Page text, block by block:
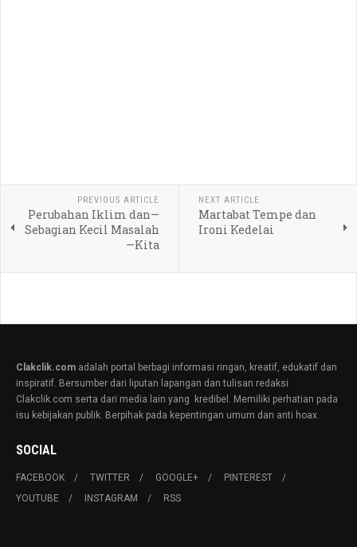
PREVIOUS ARTICLE
Perubahan Iklim dan—
Sebagian Kecil Masalah
—Kita
NEXT ARTICLE
Martabat Tempe dan
Ironi Kedelai
Clakclik.com adalah portal berbagi informasi ringan, kreatif, edukatif dan
inspiratif. Bersumber dari liputan lapangan dan tulisan redaksi
Clakclik.com serta dari media lain yang kredibel. Memiliki perhatian pada
isu kebijakan publik. Berpihak pada kepentingan umum dan anti hoax.
SOCIAL
FACEBOOK TWITTER GOOGLE+
PINTEREST
YOUTUBE
INSTAGRAM RSS